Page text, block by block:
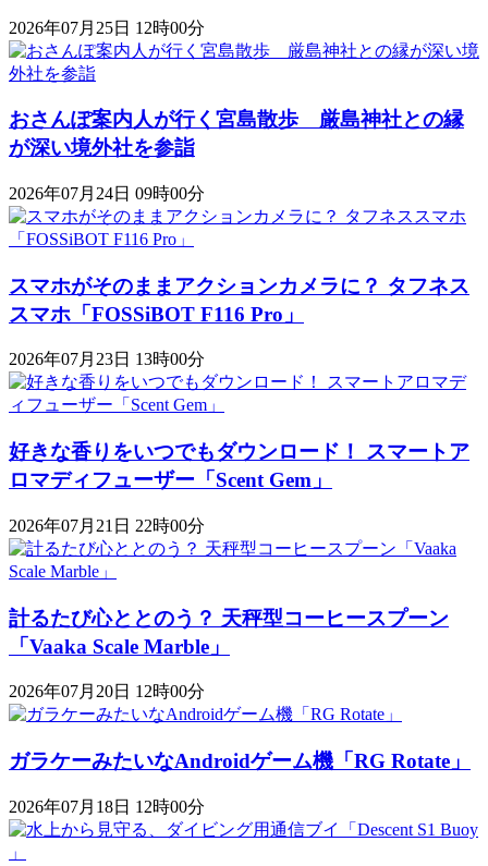
2026年07月25日 12時00分
おさんぽ案内人が行く宮島散歩 厳島神社との縁
が深い境外社を参詣
2026年07月24日 09時00分
スマホがそのままアクションカメラに？ タフネス
スマホ「FOSSiBOT F116 Pro」
2026年07月23日 13時00分
好きな香りをいつでもダウンロード！ スマートア
ロマディフューザー「Scent Gem」
2026年07月21日 22時00分
計るたび心ととのう？ 天秤型コーヒースプーン
「Vaaka Scale Marble」
2026年07月20日 12時00分
ガラケーみたいなAndroidゲーム機「RG Rotate」
2026年07月18日 12時00分